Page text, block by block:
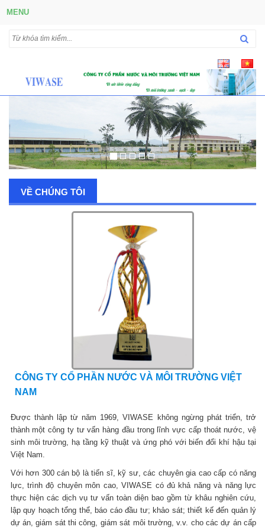
MENU
VỀ CHÚNG TÔI
CÔNG TY CỔ PHẦN NƯỚC VÀ MÔI TRƯỜNG VIỆT
NAM
Được thành lập từ năm 1969, VIWASE không ngừng phát triển, trở
thành một công ty tư vấn hàng đầu trong lĩnh vực cấp thoát nước, vệ
sinh môi trường, hạ tầng kỹ thuật và ứng phó với biến đổi khí hậu tại
Việt Nam.
Với hơn 300 cán bộ là tiến sĩ, kỹ sư, các chuyên gia cao cấp có năng
lực, trình độ chuyên môn cao, VIWASE có đủ khả năng và năng lực
thực hiện các dịch vụ tư vấn toàn diện bao gồm từ khâu nghiên cứu,
lập quy hoạch tổng thể, báo cáo đầu tư; khảo sát; thiết kế đến quản lý
dự án, giám sát thi công, giám sát môi trường, v.v. cho các dự án cấp